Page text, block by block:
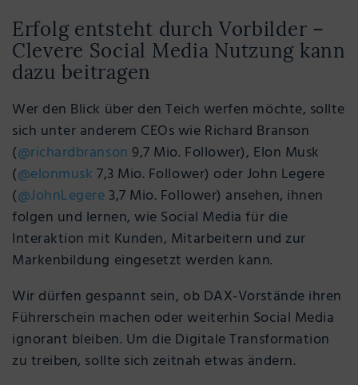
Erfolg entsteht durch Vorbilder –
Clevere Social Media Nutzung kann
dazu beitragen
Wer den Blick über den Teich werfen möchte, sollte
sich unter anderem CEOs wie Richard Branson
(@richardbranson 9,7 Mio. Follower), Elon Musk
(@elonmusk 7,3 Mio. Follower) oder John Legere
(@JohnLegere 3,7 Mio. Follower) ansehen, ihnen
folgen und lernen, wie Social Media für die
Interaktion mit Kunden, Mitarbeitern und zur
Markenbildung eingesetzt werden kann.
Wir dürfen gespannt sein, ob DAX-Vorstände ihren
Führerschein machen oder weiterhin Social Media
ignorant bleiben. Um die Digitale Transformation
zu treiben, sollte sich zeitnah etwas ändern.